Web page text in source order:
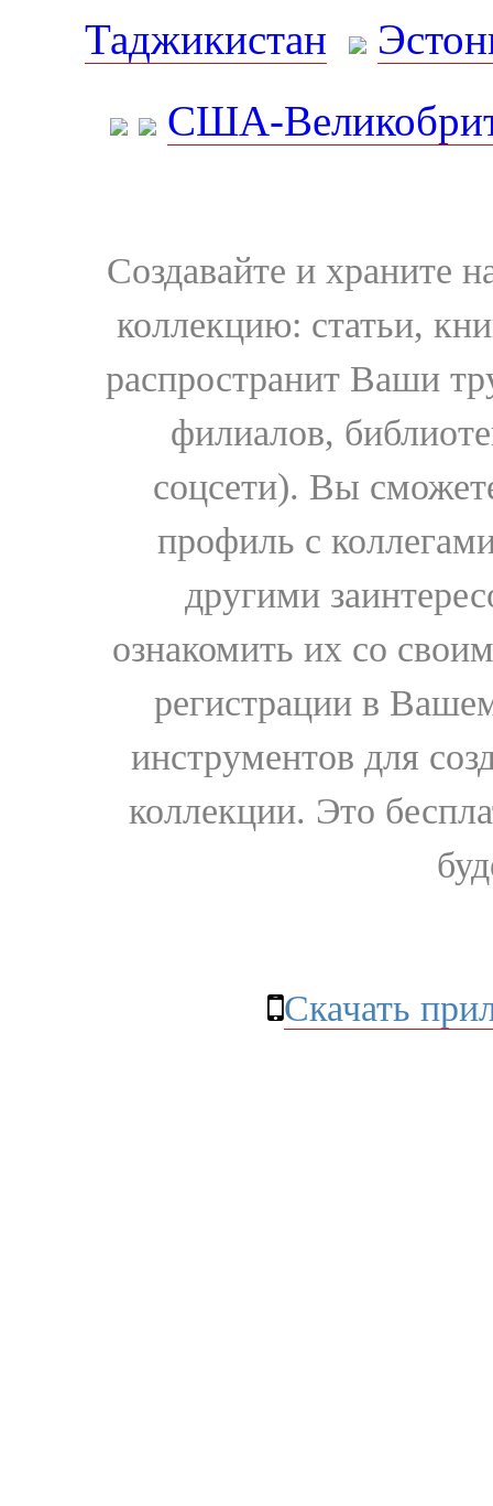
Таджикистан
США-
Создавайте и храните
коллекцию: статьи,
распространит Ваши
филиалов,
соцсети). Вы
профиль с
другими
ознакомить их со
регистрации в
инструментов для
коллекции. Это
Скачать